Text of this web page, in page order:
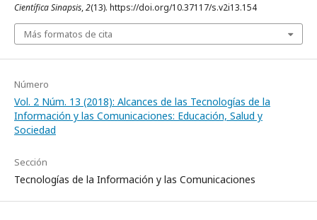
Científica Sinapsis,2(13). https://doi.org/10.37117/s.v2i13.154
Más formatos de cita
Número
Vol. 2 Núm. 13 (2018): Alcances de las Tecnologías de la
Información y las Comunicaciones: Educación, Salud y
Sociedad
Sección
Tecnologías de la Información y las Comunicaciones